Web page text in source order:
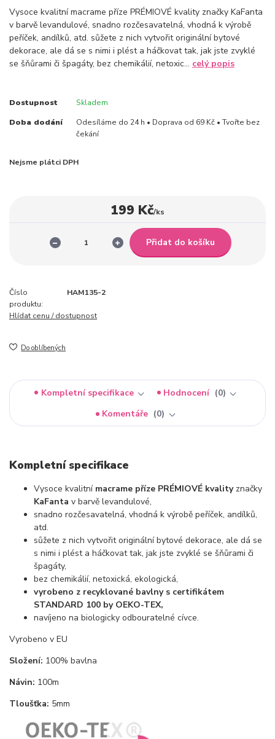
Vysoce kvalitní macrame příze PRÉMIOVÉ kvality značky KaFanta
v barvě levandulové, snadno rozčesavatelná, vhodná k výrobě
peříček, andílků, atd. sůžete z nich vytvořit originální bytové
dekorace, ale dá se s nimi i plést a háčkovat tak, jak jste zvyklé
se šňůrami či špagáty, bez chemikálií, netoxic... celý popis
Dostupnost Skladem
Doba dodání
Odesíláme do 24 h • Doprava od 69 Kč • Tvořte bez
čekání
Nejsme plátci DPH
199 Kč/ks
Přidat do košíku
Číslo
produktu:
HAM135-2
Hlídat cenu / dostupnost
Do oblíbených
Kompletní specifikace Hodnocení
0
Komentáře
0
Kompletní specifikace
Vysoce kvalitní macrame příze PRÉMIOVÉ kvalityznačky
KaFanta v barvě levandulové,
snadno rozčesavatelná, vhodná k výrobě peříček, andílků,
atd.
sůžete z nich vytvořit originální bytové dekorace, ale dá se
s nimi i plést a háčkovat tak, jak jste zvyklé se šňůrami či
špagáty,
bez chemikálií, netoxická, ekologická,
vyrobeno z recyklované bavlny s certifikátem
STANDARD 100 by OEKO-TEX,
navíjeno na biologicky odbouratelné cívce.
Vyrobeno v EU
Složení: 100% bavlna
Návin: 100m
Tloušťka: 5mm